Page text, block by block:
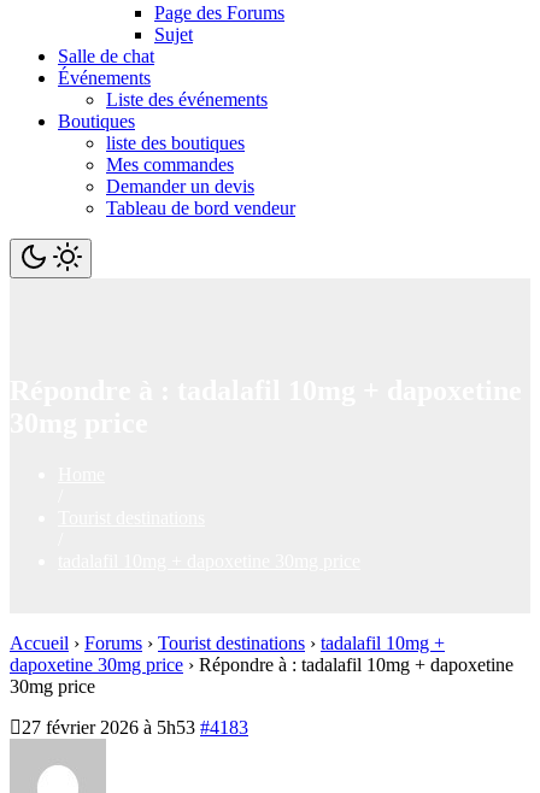
Page des Forums
Sujet
Salle de chat
Événements
Liste des événements
Boutiques
liste des boutiques
Mes commandes
Demander un devis
Tableau de bord vendeur
Accueil › Forums › Tourist destinations › tadalafil 10mg +
dapoxetine 30mg price › Répondre à : tadalafil 10mg + dapoxetine
30mg price
27 février 2026 à 5h53 #4183